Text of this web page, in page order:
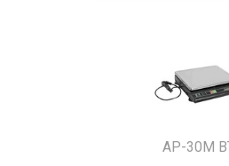
AP-30M